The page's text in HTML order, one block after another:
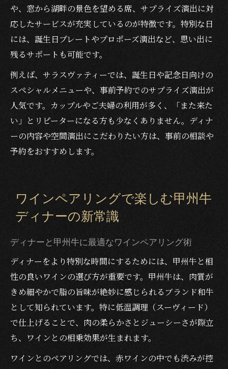
や、窓から湖畔の景色を望める席、サプライズ演出に対
応したサービスが充実しているのが特徴です。特別な日
には、誕生日プレートやプロポーズ演出など、思い出に
残るサポートも可能です。
例えば、サラスヴァティーでは、誕生日や記念日向けの
スペシャルメニューや、事前予約でのサプライズ演出が
人気です。カップルやご夫婦の利用が多く、「また来た
い」とリピーターになる方も少なくありません。ディナ
ーの内容や空間演出にこだわりたい方は、事前の相談や
予約をおすすめします。
ワインペアリングで楽しむ甲州牛
ディナーの新常識
ディナーと甲州牛に最適なワインペアリング術
ディナーをより特別な時間にするためには、甲州牛と相
性の良いワインの選び方が重要です。甲州牛は、肉質が
きめ細やかで脂の旨味が絶妙に感じられるブランド和牛
として知られています。特に低温調理（スーヴィード）
で仕上げることで、肉の柔らかさとジューシーさが際立
ち、ワインとの相乗効果が生まれます。
ワインとのペアリングでは、赤ワインの中でも渋みが控